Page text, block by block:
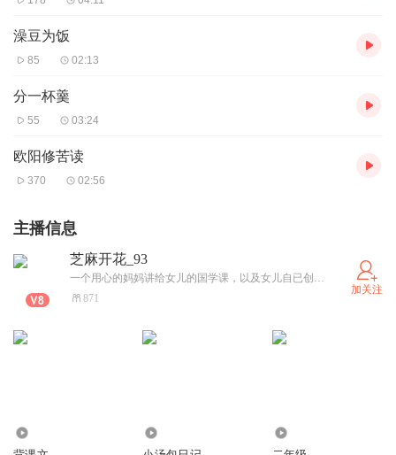
澡豆为饭
85 02:13
分一杯羹
55 03:24
欧阳修苦读
370 02:56
主播信息
芝麻开花_93
一个用心的妈妈讲给女儿的国学课，以及女儿自已创作的幽默风趣的《小汤包日记》，这是一对欢乐的母女组合！
871
加关注